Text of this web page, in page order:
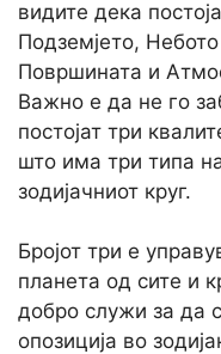
видите дека
Подземјето,
Површината и
Важно е да не го
постојат три
што има три типа
зодијачниот круг.
Бројот три е
планета од сите и
добро служи за да
опозиција во